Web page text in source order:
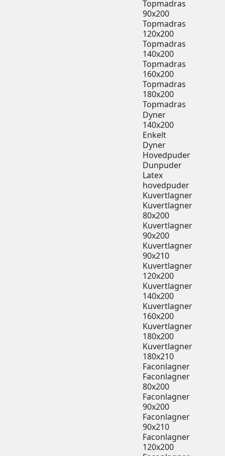
Topmadras
90x200
Topmadras
120x200
Topmadras
140x200
Topmadras
160x200
Topmadras
180x200
Topmadras
Dyner
140x200
Enkelt
Dyner
Hovedpuder
Dunpuder
Latex
hovedpuder
Kuvertlagner
Kuvertlagner
80x200
Kuvertlagner
90x200
Kuvertlagner
90x210
Kuvertlagner
120x200
Kuvertlagner
140x200
Kuvertlagner
160x200
Kuvertlagner
180x200
Kuvertlagner
180x210
Faconlagner
Faconlagner
80x200
Faconlagner
90x200
Faconlagner
90x210
Faconlagner
120x200